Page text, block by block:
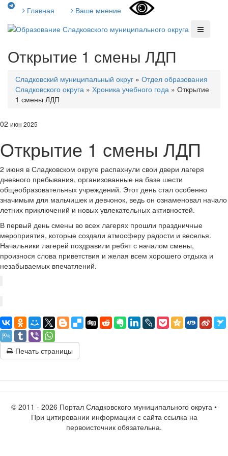
Главная Ваше мнение
Открытие 1 смены ЛДП
Сладковский муниципальный округ » Отдел образования
Сладковского округа » Хроника учебного года » Открытие
1 смены ЛДП
02 июн 2025
Открытие 1 смены ЛДП
2 июня в Сладковском округе распахнули свои двери лагеря
дневного пребывания, организованные на базе шести
общеобразовательных учреждений. Этот день стал особенно
значимым для мальчишек и девчонок, ведь он ознаменовал начало
летних приключений и новых увлекательных активностей.
В первый день смены во всех лагерях прошли праздничные
мероприятия, которые создали атмосферу радости и веселья.
Начальники лагерей поздравили ребят с началом смены,
произнося слова приветствия и желая всем хорошего отдыха и
незабываемых впечатлений.
Печать страницы
© 2011 - 2026 Портал Сладковского муниципального округа •
При цитировании информации с сайта ссылка на
первоисточник обязательна.